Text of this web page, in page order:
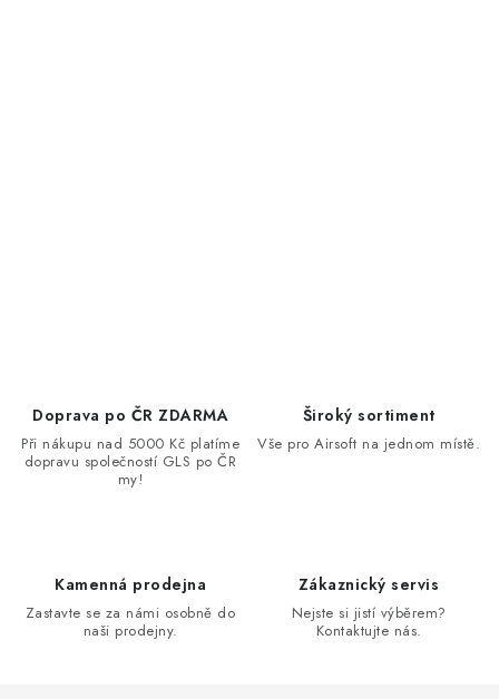
Doprava po ČR ZDARMA
Při nákupu nad 5000 Kč platíme
dopravu společností GLS po ČR
my!
Široký sortiment
Vše pro Airsoft na jednom místě.
Kamenná prodejna
Zastavte se za námi osobně do
naši prodejny.
Zákaznický servis
Nejste si jistí výběrem?
Kontaktujte nás.